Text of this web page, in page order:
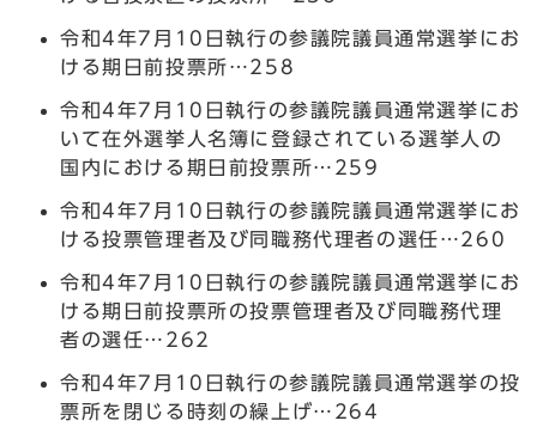
令和4年7月10日執行の参議院議員通常選挙にお
ける期日前投票所…258
令和4年7月10日執行の参議院議員通常選挙にお
いて在外選挙人名簿に登録されている選挙人の
国内における期日前投票所…259
令和4年7月10日執行の参議院議員通常選挙にお
ける投票管理者及び同職務代理者の選任…260
令和4年7月10日執行の参議院議員通常選挙にお
ける期日前投票所の投票管理者及び同職務代理
者の選任…262
令和4年7月10日執行の参議院議員通常選挙の投
票所を閉じる時刻の繰上げ…264